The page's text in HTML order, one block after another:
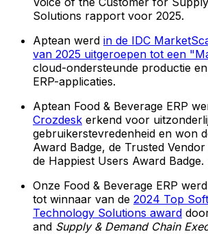
Solutions rapport voor 2025.
Aptean werd in de IDC
van 2025 uitgeroepen tot een
cloud-ondersteunde productie
ERP-applicaties.
Aptean Food & Beverage ERP
Crozdesk erkend voor
gebruikerstevredenheid en won
Award Badge, de Trusted
de Happiest Users Award Badge.
Onze Food & Beverage ERP
tot winnaar van de 2024 Top
Technology Solutions award
and Supply & Demand Chain